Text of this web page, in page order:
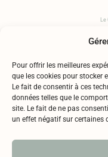
Pour offrir les meilleures
que les cookies pour stocker
Le fait de consentir à ces
données telles que le
site. Le fait de ne pas
un effet négatif sur certaines
Le
l’abus d’alcool est